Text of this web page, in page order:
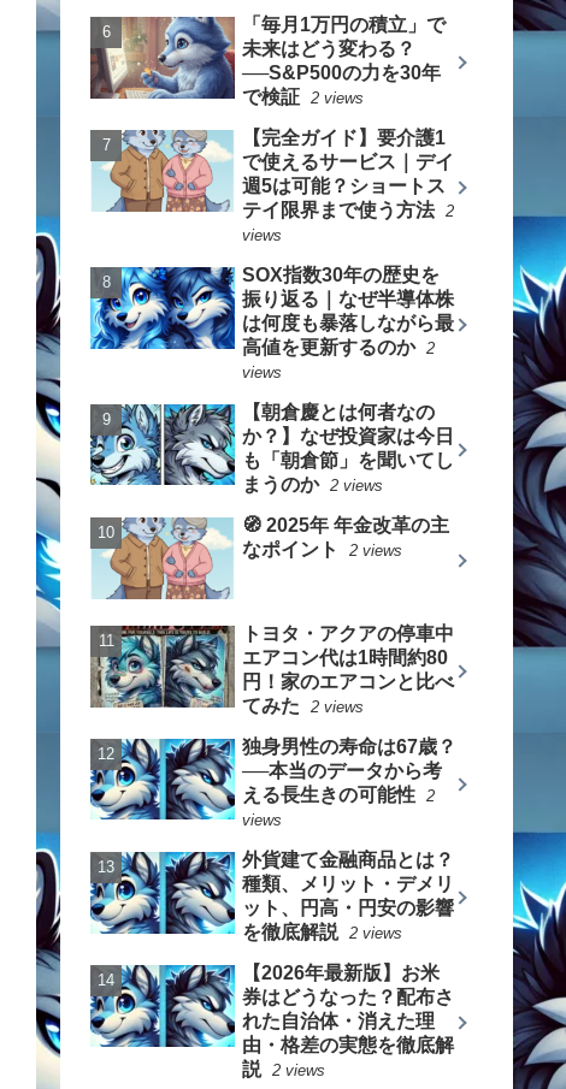
「毎月1万円の積立」で
未来はどう変わる？
──S&P500の力を30年
で検証 2 views
【完全ガイド】要介護1
で使えるサービス｜デイ
週5は可能？ショートス
テイ限界まで使う方法 2
views
SOX指数30年の歴史を
振り返る｜なぜ半導体株
は何度も暴落しながら最
高値を更新するのか 2
views
【朝倉慶とは何者なの
か？】なぜ投資家は今日
も「朝倉節」を聞いてし
まうのか 2 views
🧭 2025年 年金改革の主
なポイント
2 views
トヨタ・アクアの停車中
エアコン代は1時間約80
円！家のエアコンと比べ
てみた
2 views
独身男性の寿命は67歳？
──本当のデータから考
える長生きの可能性 2
views
外貨建て金融商品とは？
種類、メリット・デメリ
ット、円高・円安の影響
を徹底解説 2 views
【2026年最新版】お米
券はどうなった？配布さ
れた自治体・消えた理
由・格差の実態を徹底解
説 2 views